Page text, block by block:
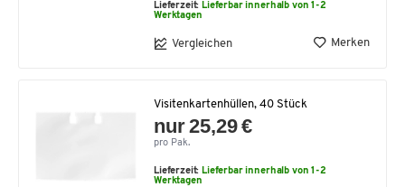
Lieferzeit: Lieferbar innerhalb von 1-2
Werktagen
Vergleichen Merken
Visitenkartenhüllen, 40 Stück
nur 25,29 €
pro Pak.
Lieferzeit: Lieferbar innerhalb von 1-2
Werktagen